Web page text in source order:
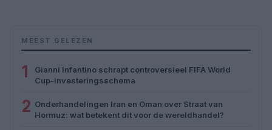
MEEST GELEZEN
1
Gianni Infantino schrapt controversieel FIFA World
Cup-investeringsschema
2 Onderhandelingen Iran en Oman over Straat van
Hormuz: wat betekent dit voor de wereldhandel?